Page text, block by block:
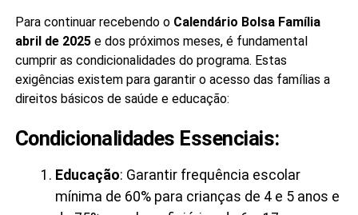
Para continuar recebendo o Calendário Bolsa Família
abril de 2025e dos próximos meses, é fundamental
cumprir as condicionalidades do programa. Estas
exigências existem para garantir o acesso das famílias a
direitos básicos de saúde e educação:
Condicionalidades Essenciais:
Educação: Garantir frequência escolar
mínima de 60% para crianças de 4 e 5 anos e